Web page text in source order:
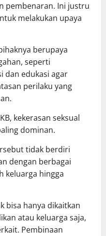
pembenaran. Ini justru
melakukan upaya
berupaya
seperti
dan edukasi agar
perilaku yang
kekerasan seksual
dominan.
tidak berdiri
dengan berbagai
keluarga hingga
bisa hanya dikaitkan
atau keluarga saja,
Pembinaan